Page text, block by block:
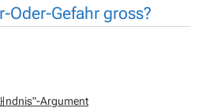
Oder-Gefahr gross?
ndnis"-Argument